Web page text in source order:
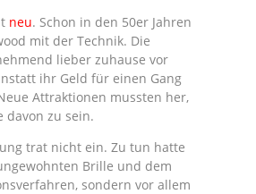
neu. Schon in den 50er Jahren
mit der Technik. Die
lieber zuhause vor
ihr Geld für einen Gang
Attraktionen mussten her,
davon zu sein.
trat nicht ein. Zu tun hatte
Brille und dem
sondern vor allem